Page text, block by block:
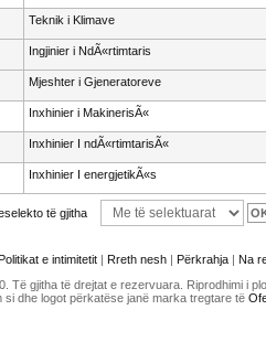
Teknik i Klimave
Ingjinier i NdÃ«rtimtaris
Mjeshter i Gjeneratoreve
Inxhinier i MakinerisÃ«
Inxhinier I ndÃ«rtimtarisÃ«
Inxhinier I energjetikÃ«s
të gjitha
Politikat e intimitetit | Rreth nesh | Përkrahja | Na
Të gjitha të drejtat e rezervuara. Riprodhimi i
si dhe logot përkatëse janë marka tregtare të